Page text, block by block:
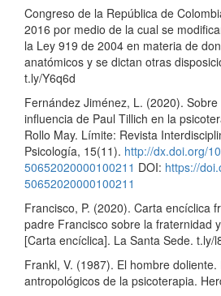
Congreso de la República de
2016 por medio de la cual se
la Ley 919 de 2004 en materia de
anatómicos y se dictan otras
t.ly/Y6q6d
Fernández Jiménez, L. (2020).
influencia de Paul Tillich en la
Rollo May. Límite: Revista
Psicología, 15(11). http://dx.doi.org/
50652020000100211 DOI: https://
50652020000100211
Francisco, P. (2020). Carta encíclica
padre Francisco sobre la fraternidad
[Carta encíclica]. La Santa Sede. t.ly/
Frankl, V. (1987). El hombre
antropológicos de la psicoterapia.